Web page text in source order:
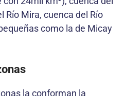
Río Mira, cuenca del Río
como la de Micay
la conforman la